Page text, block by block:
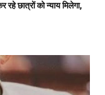
रहे छात्रों को न्याय मिलेगा,